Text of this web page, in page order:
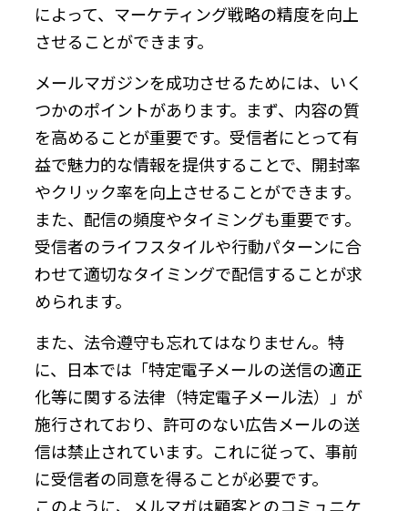
によって、マーケティング戦略の精度を向上
させることができます。
メールマガジンを成功させるためには、いく
つかのポイントがあります。まず、内容の質
を高めることが重要です。受信者にとって有
益で魅力的な情報を提供することで、開封率
やクリック率を向上させることができます。
また、配信の頻度やタイミングも重要です。
受信者のライフスタイルや行動パターンに合
わせて適切なタイミングで配信することが求
められます。
また、法令遵守も忘れてはなりません。特
に、日本では「特定電子メールの送信の適正
化等に関する法律（特定電子メール法）」が
施行されており、許可のない広告メールの送
信は禁止されています。これに従って、事前
に受信者の同意を得ることが必要です。
このように、メルマガは顧客とのコミュニケ